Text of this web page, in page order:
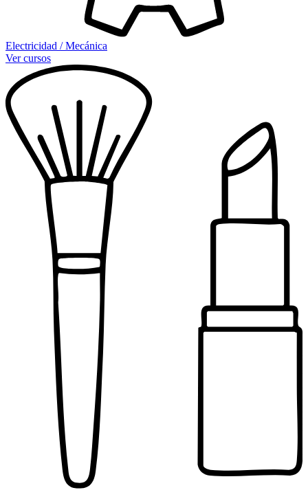
Electricidad / Mecánica
Ver cursos